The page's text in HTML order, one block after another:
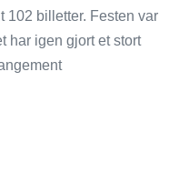
102 billetter. Festen var
har igen gjort et stort